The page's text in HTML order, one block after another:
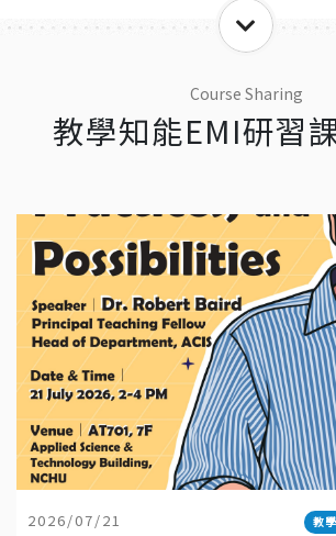
Course Sharing
教學知能EMI研習
2026/07/21 教